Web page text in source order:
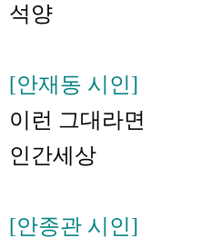
석양
[안재동 시인]
이런 그대라면
인간세상
[안종관 시인]